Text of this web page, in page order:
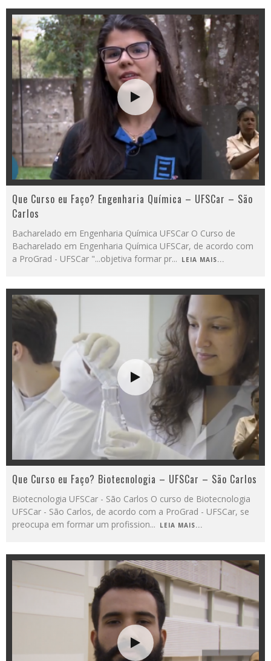
Que Curso eu Faço? Engenharia Química – UFSCar – São
Carlos
Bacharelado em Engenharia Química UFSCar O Curso de
Bacharelado em Engenharia Química UFSCar, de acordo com
a ProGrad - UFSCar "...objetiva formar pr... LEIA MAIS...
Que Curso eu Faço? Biotecnologia – UFSCar – São Carlos
Biotecnologia UFSCar - São Carlos O curso de Biotecnologia
UFSCar - São Carlos, de acordo com a ProGrad - UFSCar, se
preocupa em formar um profission... LEIA MAIS...